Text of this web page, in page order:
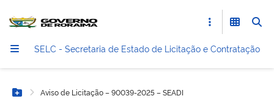
SELC - Secretaria de Estado de Licitação e Contratação
Botão Menu
Aviso de Licitação – 90039-2025 – SEADI